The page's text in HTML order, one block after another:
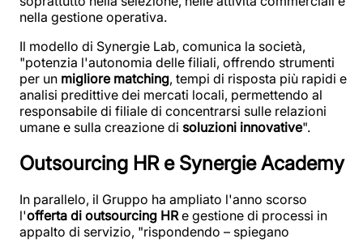
nella gestione operativa.
Il modello di Synergie Lab, comunica la società,
"potenzia l'autonomia delle filiali, offrendo strumenti
per un migliore matching, tempi di risposta più rapidi e
analisi predittive dei mercati locali, permettendo al
responsabile di filiale di concentrarsi sulle relazioni
umane e sulla creazione di soluzioni innovative".
Outsourcing HR e Synergie Academy
In parallelo, il Gruppo ha ampliato l'anno scorso
l'offerta di outsourcing HR e gestione di processi in
appalto di servizio, "rispondendo – spiegano